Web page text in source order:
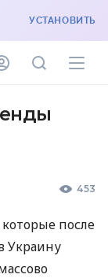
УСТАНОВИТЬ
453
после
Украину